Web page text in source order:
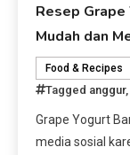
Resep
Mudah dan
Food & Recipes
Tagged anggur,
Grape Yogurt
media sosial